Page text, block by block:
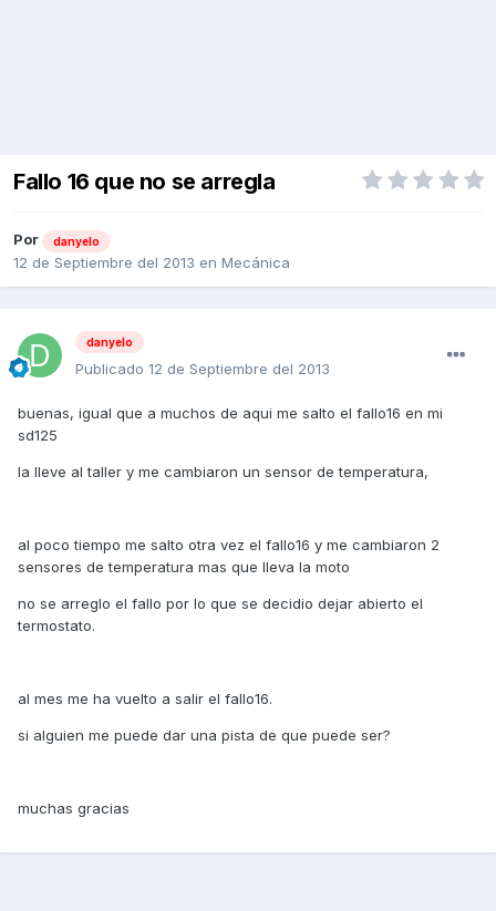
Fallo 16 que no se arregla
Por danyelo
12 de Septiembre del 2013 en Mecánica
danyelo
Publicado 12 de Septiembre del 2013
buenas, igual que a muchos de aqui me salto el fallo16 en mi
sd125
la lleve al taller y me cambiaron un sensor de temperatura,
al poco tiempo me salto otra vez el fallo16 y me cambiaron 2
sensores de temperatura mas que lleva la moto
no se arreglo el fallo por lo que se decidio dejar abierto el
termostato.
al mes me ha vuelto a salir el fallo16.
si alguien me puede dar una pista de que puede ser?
muchas gracias